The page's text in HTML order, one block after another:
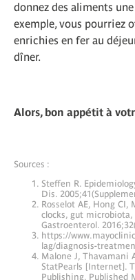
donnez des aliments
exemple, vous pourriez
enrichies en fer au
dîner.
Alors, bon appétit à
Sources :
Steffen R.
Dis.
Rosselot AE, Hong CI,
clocks, gut
Gastroenterol.
https://
lag/diagnosis-
Malone J, Thavamani
StatPearls [Internet].
Publishing. Published